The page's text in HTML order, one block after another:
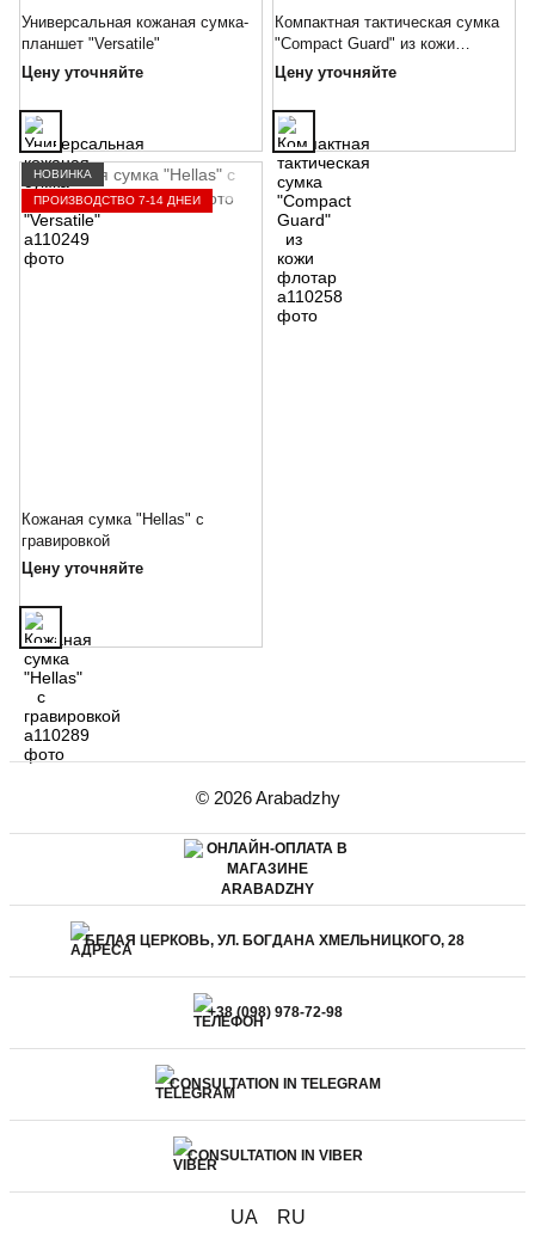
Универсальная кожаная сумка-
планшет "Versatile"
Цену уточняйте
Компактная тактическая сумка
"Compact Guard" из кожи
флотар
Цену уточняйте
НОВИНКА
ПРОИЗВОДСТВО 7-14 ДНЕЙ
Кожаная сумка "Hellas" с
гравировкой
Цену уточняйте
© 2026 Arabadzhy
БЕЛАЯ ЦЕРКОВЬ, УЛ. БОГДАНА ХМЕЛЬНИЦКОГО, 28
+38 (098) 978-72-98
CONSULTATION IN TELEGRAM
CONSULTATION IN VIBER
UA RU